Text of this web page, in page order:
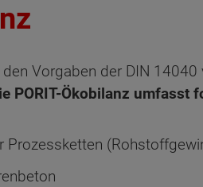
den Vorgaben der DIN
PORIT-Ökobilanz umfasst
Prozessketten